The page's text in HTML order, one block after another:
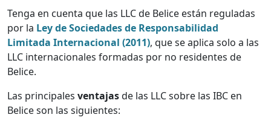
Tenga en cuenta que las LLC de Belice están reguladas
por la Ley de Sociedades de Responsabilidad
Limitada Internacional (2011), que se aplica solo a las
LLC internacionales formadas por no residentes de
Belice.
Las principales ventajasde las LLC sobre las IBC en
Belice son las siguientes: